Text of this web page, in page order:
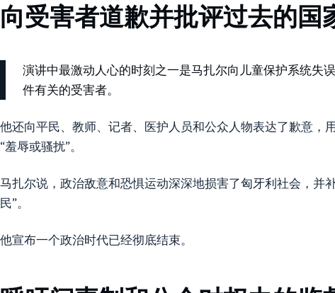
向受害者道歉并批评过去的国
演讲中最激动人心的时刻之一是马扎尔向儿童保护系统失
件有关的受害者。
他还向平民、教师、记者、医护人员和公众人物表达了歉意，
“羞辱或骚扰”。
马扎尔说，政治敌意和恐惧运动深深地损害了匈牙利社会，并
民”。
他宣布一个政治时代已经彻底结束。